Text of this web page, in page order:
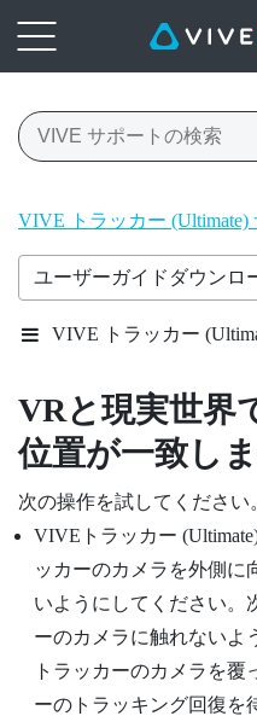
VIVE トラッカー (Ultimate)
ユーザーガイドダウンロ
VIVE トラッカー
VRと現実世界
位置が一致しま
次の操作を試してください
VIVEトラッカー
ッカーのカメラを外側に
いようにしてください。
ーのカメラに触れないよ
トラッカーのカメラを
ーのトラッキング回復を